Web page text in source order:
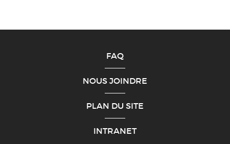
FAQ
NOUS JOINDRE
PLAN DU SITE
INTRANET